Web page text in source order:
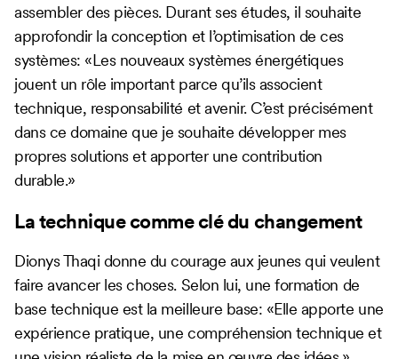
assembler des pièces. Durant ses études, il souhaite
approfondir la conception et l’optimisation de ces
systèmes: «Les nouveaux systèmes énergétiques
jouent un rôle important parce qu’ils associent
technique, responsabilité et avenir. C’est précisément
dans ce domaine que je souhaite développer mes
propres solutions et apporter une contribution
durable.»
La technique comme clé du changement
Dionys Thaqi donne du courage aux jeunes qui veulent
faire avancer les choses. Selon lui, une formation de
base technique est la meilleure base: «Elle apporte une
expérience pratique, une compréhension technique et